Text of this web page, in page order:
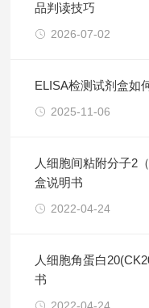
品判读技巧
2026-07-02
ELISA检测试剂盒如
2025-11-06
人细胞间粘附分子2
盒说明书
2022-04-24
人细胞角蛋白
书